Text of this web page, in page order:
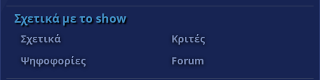
Σχετικά με το show
Σχετικά
Κριτές
Ψηφοφορίες
Forum